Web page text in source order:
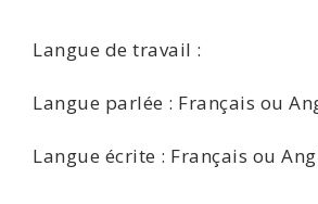
Langue de travail :
Langue parlée : Français ou
Langue écrite : Français ou